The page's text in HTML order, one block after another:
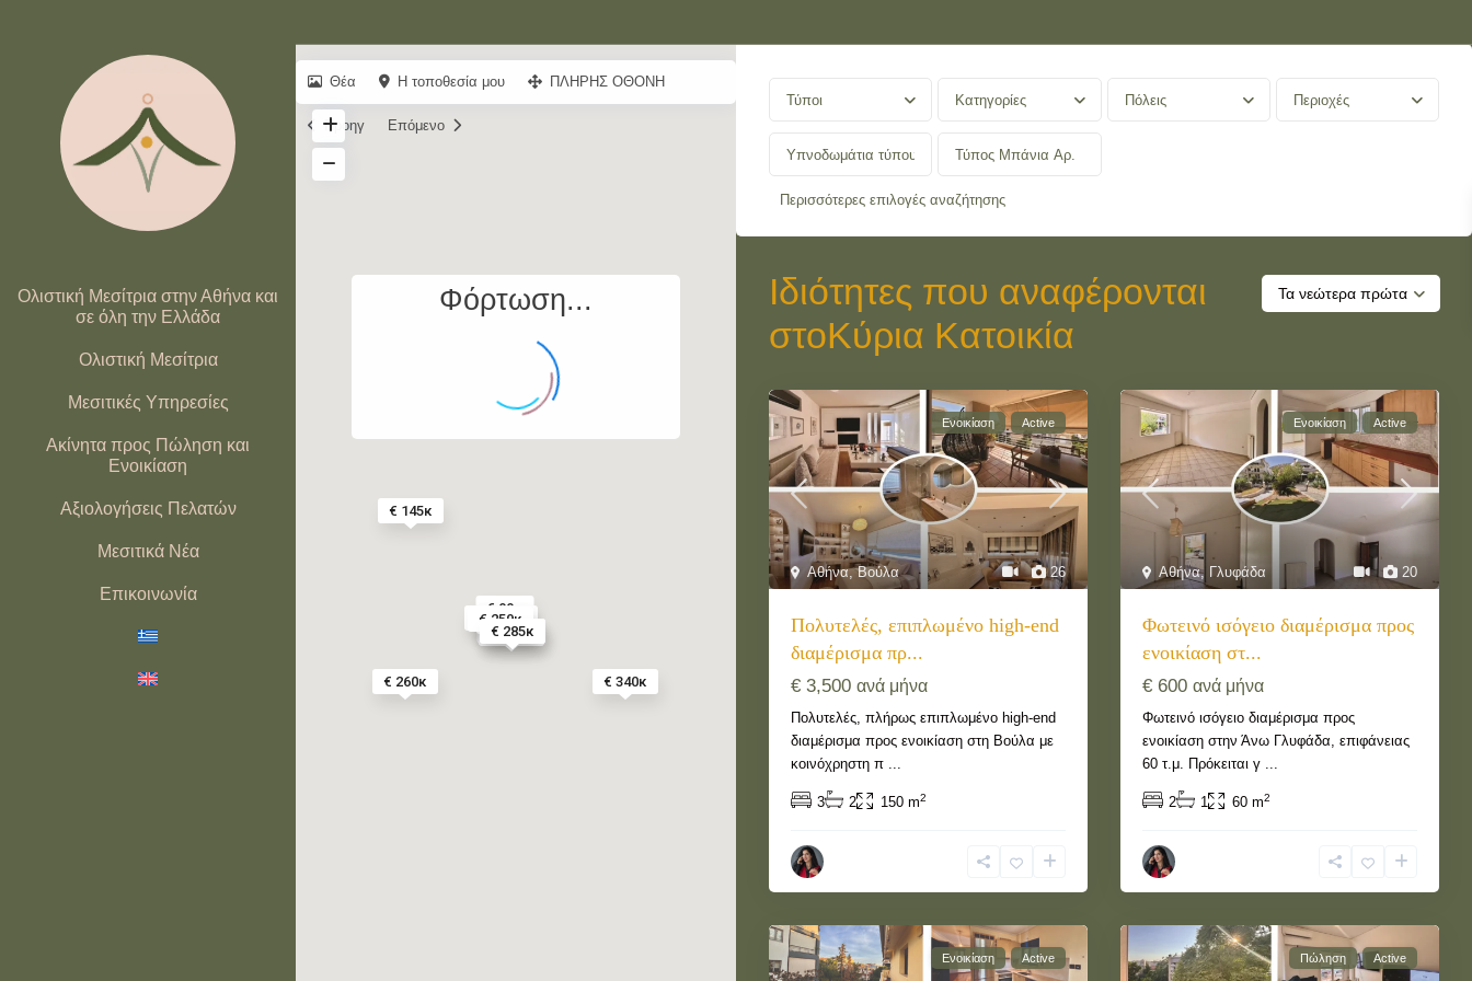
Ολιστική Μεσίτρια στην Αθήνα και
σε όλη την Ελλάδα
Ολιστική Μεσίτρια
Μεσιτικές Υπηρεσίες
Ακίνητα προς Πώληση και
Ενοικίαση
Αξιολογήσεις Πελατών
Μεσιτικά Νέα
Επικοινωνία
€ 2450
€ 260κ
€ 145κ
€ 99κ
€ 129κ
€ 330κ
€ 400κ
€ 340κ
€ 850κ
€ 880
€ 259κ
€ 285κ
Φόρτωση...
Θέα Η τοποθεσία μου ΠΛΗΡΗΣ ΟΘΟΝΗ
Προηγ Επόμενο
Τύποι Κατηγορίες Πόλεις Περιοχές
Περισσότερες επιλογές αναζήτησης
Τα νεώτερα πρώτα
Ιδιότητες που αναφέρονται
στοΚύρια Κατοικία
26
Αθήνα,Βούλα
Ενοικίαση Active
Πολυτελές, επιπλωμένο high-end
διαμέρισμα πρ...
€ 3,500 ανά μήνα
Πολυτελές, πλήρως επιπλωμένο high-end
διαμέρισμα προς ενοικίαση στη Βούλα με
κοινόχρηστη π
3 2 150 m2
20
Αθήνα, Γλυφάδα
Ενοικίαση Active
Φωτεινό ισόγειο διαμέρισμα προς
ενοικίαση στ...
€ 600 ανά μήνα
Φωτεινό ισόγειο διαμέρισμα προς
ενοικίαση στην Άνω Γλυφάδα, επιφάνειας
60 τ.μ. Πρόκειται γ
2 1 60 m2
Ενοικίαση Active Πώληση Active